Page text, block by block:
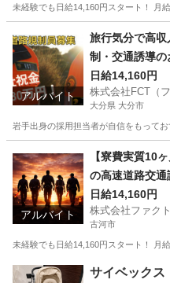
未経験でも日給14,160円スタート！ 月
その他
アルバイト
旅行気分で高
制・交通誘導
円！
日給14,160円
株式会社FCT（フ
大分県 大分市
岩手出身の採用担当者が自信をもって
その他
アルバイト
【寮費実質10
の高速道路交
日給14,160円
株式会社ファクト
古河市
未経験でも日給14,160円スタート！ 月
茨城 古河市 その他 給料
サイベック